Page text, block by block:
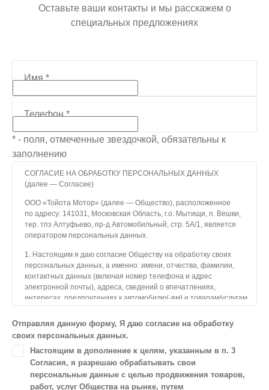
Оставьте ваши контакты и мы расскажем о
специальных предложениях
Имя*
Телефон*
* - поля, отмеченные звездочкой, обязательны к
заполнению
СОГЛАСИЕ НА ОБРАБОТКУ ПЕРСОНАЛЬНЫХ ДАННЫХ
(далее — Согласие)
ООО «Тойота Мотор» (далее — Общество), расположенное
по адресу: 141031, Московская Область, г.о. Мытищи, п. Вешки,
тер. тпз Алтуфьево, пр-д Автомобильный, стр. 5А/1, является
оператором персональных данных.
1. Настоящим я даю согласие Обществу на обработку своих
персональных данных, а именно: имени, отчества, фамилии,
контактных данных (включая номер телефона и адрес
электронной почты), адреса, сведений о впечатлениях,
интересах, предпочтениях к автомобилю(-ям) и товарам/услугам,
устройства и модели мобильного телефона посетителя сайта,
уникального идентификатора посетителя сайта,
предпочтительного времени и способа для контакта, истории
контактов.
следующие действия: сбор, запись, систематизация,
Отправляя данную форму, Я даю согласие на обработку
своих персональных данных.
Настоящим в дополнение к целям, указанным в п. 3
Согласия, я разрешаю обрабатывать свои
персональные данные с целью продвижения товаров,
работ, услуг Общества на рынке, путем